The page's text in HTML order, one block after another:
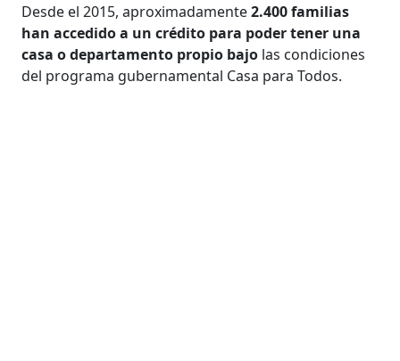
Desde el 2015, aproximadamente2.400 familias
han accedido a un crédito para poder tener una
casa o departamento propio bajo las condiciones
del programa gubernamental Casa para Todos.